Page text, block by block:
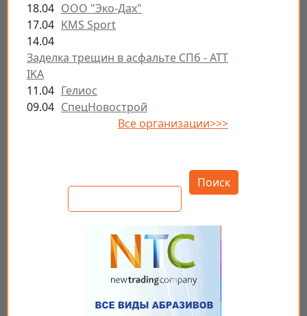
18.04 ООО "Эко-Дах"
17.04 KMS Sport
14.04
Заделка трещин в асфальте СПб - ATT
IKA
11.04 Гелиос
09.04 СпецНовострой
Все организации>>>